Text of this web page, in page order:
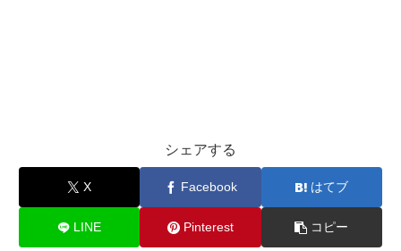
シェアする
X Facebook はてブ
LINE Pinterest コピー